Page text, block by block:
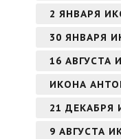
2 ЯНВАРЯ
30 ЯНВАРЯ
16 АВГУСТА
ИКОНА
21
9 АВГУСТА